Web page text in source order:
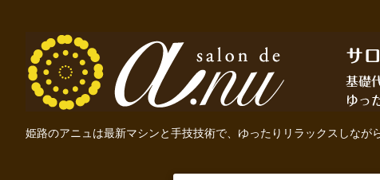
姫路のアニュは最新マシンと手技技術で、ゆったりリラックスしなが